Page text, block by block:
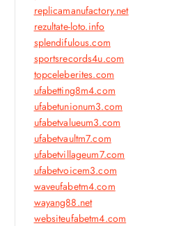
replicamanufactory.net
rezultate-loto.info
splendifulous.com
sportsrecords4u.com
topceleberites.com
ufabetting8m4.com
ufabetunionum3.com
ufabetvalueum3.com
ufabetvaultm7.com
ufabetvillageum7.com
ufabetvoicem3.com
waveufabetm4.com
wayang88.net
websiteufabetm4.com